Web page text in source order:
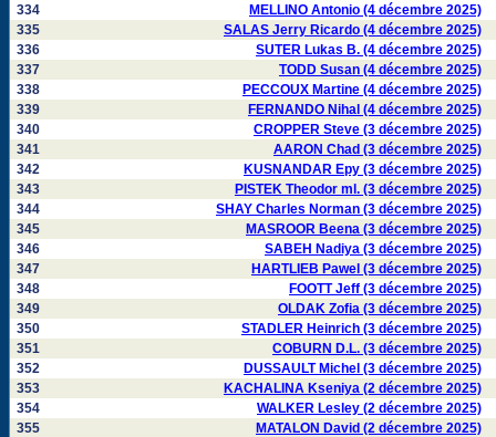
334
MELLINO Antonio (4 décembre 2025)
335
SALAS Jerry Ricardo (4 décembre 2025)
336
SUTER Lukas B. (4 décembre 2025)
337
TODD Susan (4 décembre 2025)
338
PECCOUX Martine (4 décembre 2025)
339
FERNANDO Nihal (4 décembre 2025)
340
CROPPER Steve (3 décembre 2025)
341
AARON Chad (3 décembre 2025)
342
KUSNANDAR Epy (3 décembre 2025)
343
PISTEK Theodor ml. (3 décembre 2025)
344
SHAY Charles Norman (3 décembre 2025)
345
MASROOR Beena (3 décembre 2025)
346
SABEH Nadiya (3 décembre 2025)
347
HARTLIEB Pawel (3 décembre 2025)
348
FOOTT Jeff (3 décembre 2025)
349
OLDAK Zofia (3 décembre 2025)
350
STADLER Heinrich (3 décembre 2025)
351
COBURN D.L. (3 décembre 2025)
352
DUSSAULT Michel (3 décembre 2025)
353
KACHALINA Kseniya (2 décembre 2025)
354
WALKER Lesley (2 décembre 2025)
355
MATALON David (2 décembre 2025)